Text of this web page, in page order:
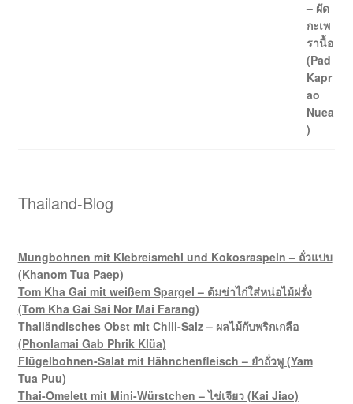
Thailand-Blog
Mungbohnen mit Klebreismehl und Kokosraspeln – ถั่วแปบ
(Khanom Tua Paep)
Tom Kha Gai mit weißem Spargel – ต้มข่าไก่ใส่หน่อไม้ฝรั่ง
(Tom Kha Gai Sai Nor Mai Farang)
Thailändisches Obst mit Chili-Salz – ผลไม้กับพริกเกลือ
(Phonlamai Gab Phrik Klüa)
Flügelbohnen-Salat mit Hähnchenfleisch – ยำถั่วพู (Yam
Tua Puu)
Thai-Omelett mit Mini-Würstchen – ไข่เจียว (Kai Jiao)